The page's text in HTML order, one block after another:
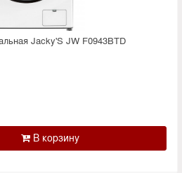
Jacky'S JW F0943BTD